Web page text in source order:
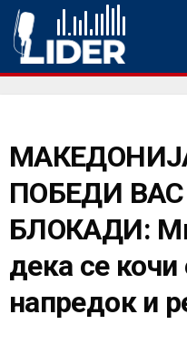
ПОБЕДИ
БЛОКАДИ:
дека се
напредок и